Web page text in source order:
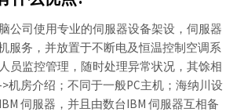
公司使用专业的伺服器设备架设，伺服器
服务，并放置于不断电及恒温控制空调系
员监控管理，随时处理异常状况，其馀相
机房介绍；不同于一般PC主机；海纳川设
伺服器，并且由数台IBM 伺服器互相备